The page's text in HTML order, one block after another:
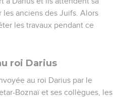
les anciens des Juifs. Alors
les travaux pendant ce
roi Darius
au roi Darius par le
Boznaï et ses collègues, les